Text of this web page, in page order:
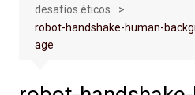
desafíos éticos
robot-handshake-human-
age